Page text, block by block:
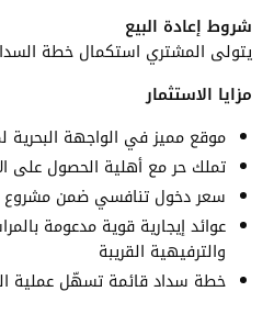
شروط إعادة البيع
يتولى المشتري استكمال خطة
مزايا الاستثمار
موقع مميز في الواجهة البحرية
تملك حر مع أهلية الحصول على
سعر دخول تنافسي ضمن مشروع
عوائد إيجارية قوية مدعومة
والترفيهية القريبة
خطة سداد قائمة تسهّل عملية